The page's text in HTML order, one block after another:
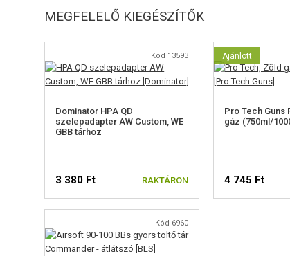
MEGFELELŐ KIEGÉSZÍTŐK
Kód 13593
Dominator HPA QD
szelepadapter AW Custom, WE
GBB tárhoz
3 380 Ft RAKTÁRON
Ajánlott
Pro Tech Guns
gáz (750ml/
4 745 Ft
Kód 6960